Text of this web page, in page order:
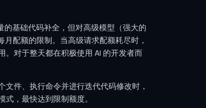
基础代码补全，但对高级模型（强大的
配额的限制。当高级请求配额耗尽时，
。对于整天都在积极使用 AI 的开发者而
件、执行命令并进行迭代代码修改时，
，最快达到限制额度。